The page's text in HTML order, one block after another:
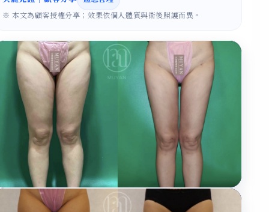
※ 本文為顧客授權分享；效果依個人體質與術後照護而異。